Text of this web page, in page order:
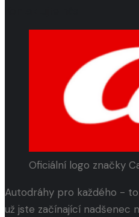
Oficiální logo značky
Autodráhy pro každého -
už jste začínající nadšenec